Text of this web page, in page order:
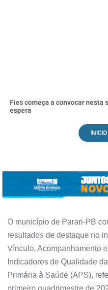
Fies começa a convocar
espera
O município de Parari-PB
resultados de destaque no
Vínculo, Acompanhamento e
Indicadores de Qualidade
Primária à Saúde (APS),
primeiro quadrimestre de